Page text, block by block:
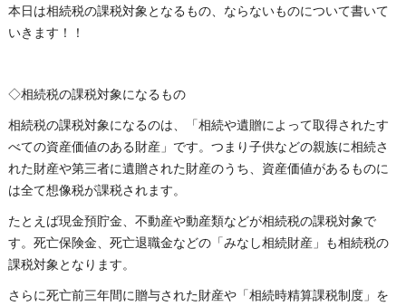
本日は相続税の課税対象となるもの、ならないものについて書いて
いきます！！
◇相続税の課税対象になるもの
相続税の課税対象になるのは、「相続や遺贈によって取得されたす
べての資産価値のある財産」です。つまり子供などの親族に相続さ
れた財産や第三者に遺贈された財産のうち、資産価値があるものに
は全て想像税が課税されます。
たとえば現金預貯金、不動産や動産類などが相続税の課税対象で
す。死亡保険金、死亡退職金などの「みなし相続財産」も相続税の
課税対象となります。
さらに死亡前三年間に贈与された財産や「相続時精算課税制度」を